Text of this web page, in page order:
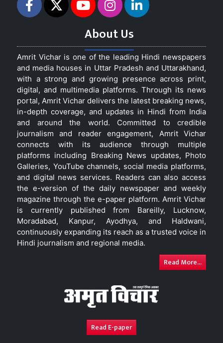
About Us
Amrit Vichar is one of the leading Hindi newspapers
and media houses in Uttar Pradesh and Uttarakhand,
with a strong and growing presence across print,
digital, and multimedia platforms. Through its news
portal, Amrit Vichar delivers the latest breaking news,
in-depth coverage, and updates in Hindi from India
and around the world. Committed to credible
journalism and reader engagement, Amrit Vichar
connects with its audience through multiple
platforms including Breaking News updates, Photo
Galleries, YouTube channels, social media platforms,
and digital news services. Readers can also access
the e-version of the daily newspaper and weekly
magazine through the e-paper platform. Amrit Vichar
is currently published from Bareilly, Lucknow,
Moradabad, Kanpur, Ayodhya, and Haldwani,
continuously expanding its reach as a trusted voice in
Hindi journalism and regional media.
Read More...
Read E-paper